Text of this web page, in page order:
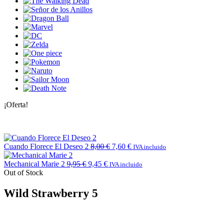
¡Oferta!
Cuando Florece El Deseo 2 8,00€ 7,60 € IVA incluido
Mechanical Marie 2 9,95€ 9,45 € IVA incluido
Out of Stock
Wild Strawberry 5